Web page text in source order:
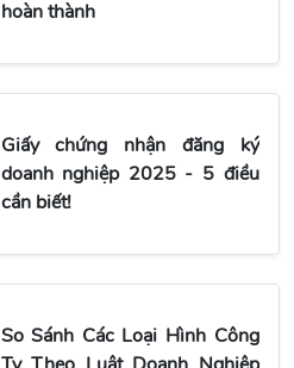
hoàn thành
Giấy chứng nhận đăng ký
doanh nghiệp 2025 - 5 điều
cần biết!
So Sánh Các Loại Hình Công